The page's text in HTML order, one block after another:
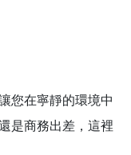
您在寧靜的環境中
是商務出差，這裡